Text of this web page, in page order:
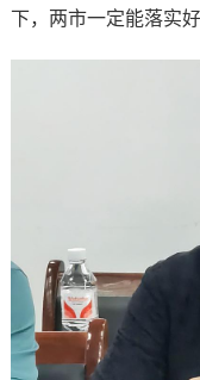
下，两市一定能落实